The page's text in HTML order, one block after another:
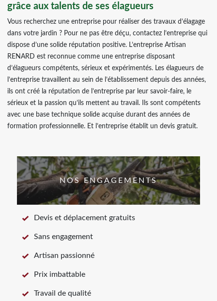
grâce aux talents de ses élagueurs
Vous recherchez une entreprise pour réaliser des travaux d’élagage
dans votre jardin ? Pour ne pas être déçu, contactez l’entreprise qui
dispose d’une solide réputation positive. L’entreprise Artisan
RENARD est reconnue comme une entreprise disposant
d’élagueurs compétents, sérieux et expérimentés. Les élagueurs de
l’entreprise travaillent au sein de l’établissement depuis des années,
ils ont créé la réputation de l’entreprise par leur savoir-faire, le
sérieux et la passion qu’ils mettent au travail. Ils sont compétents
avec une base technique solide acquise durant des années de
formation professionnelle. Et l’entreprise établit un devis gratuit.
NOS ENGAGEMENTS
Devis et déplacement gratuits
Sans engagement
Artisan passionné
Prix imbattable
Travail de qualité